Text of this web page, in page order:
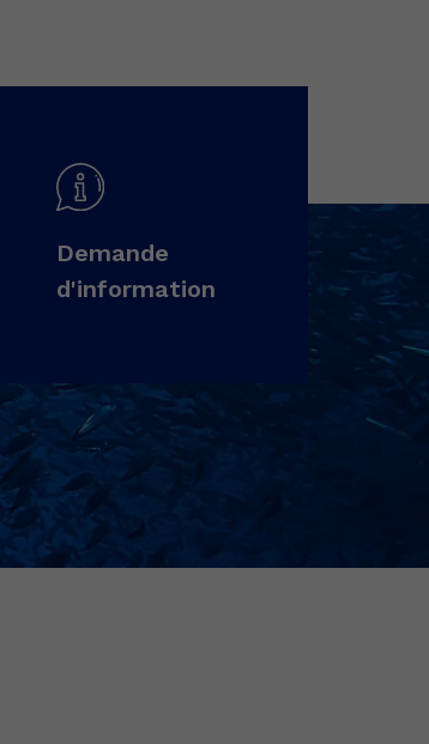
Demande
d'information